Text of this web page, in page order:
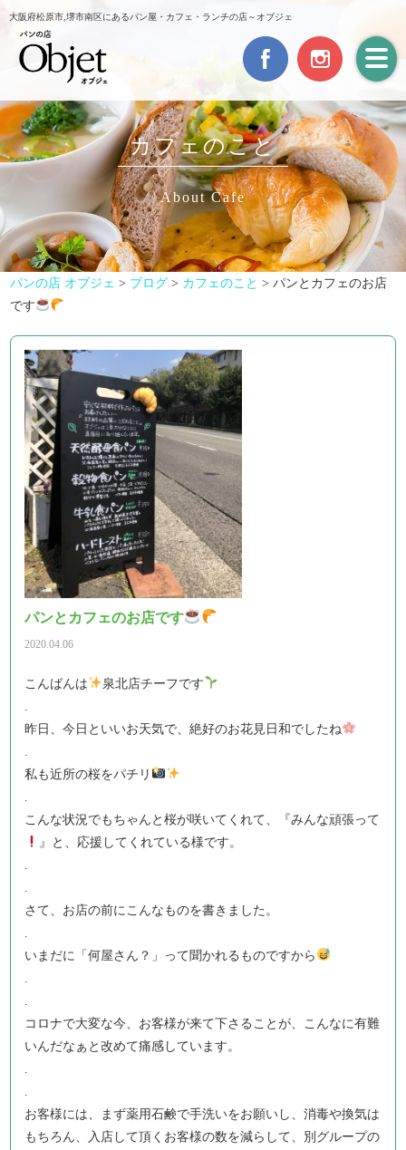
大阪府松原市,堺市南区にあるパン屋・カフェ・ランチの店～オブジェ
カフェのこと
About Cafe
パンの店 オブジェ > ブログ > カフェのこと >パンとカフェのお店
です
パンとカフェのお店です
2020.04.06
こんばんは
泉北店チーフです
昨日、今日といいお天気で、絶好のお花見日和でしたね
私も近所の桜をパチリ
こんな状況でもちゃんと桜が咲いてくれて、『みんな頑張って
』と、応援してくれている様です。
さて、お店の前にこんなものを書きました。
いまだに「何屋さん？」って聞かれるものですから
コロナで大変な今、お客様が来て下さることが、こんなに有難
いんだなぁと改めて痛感しています。
お客様には、まず薬用石鹸で手洗いをお願いし、消毒や換気は
もちろん、入店して頂くお客様の数を減らして、別グループの